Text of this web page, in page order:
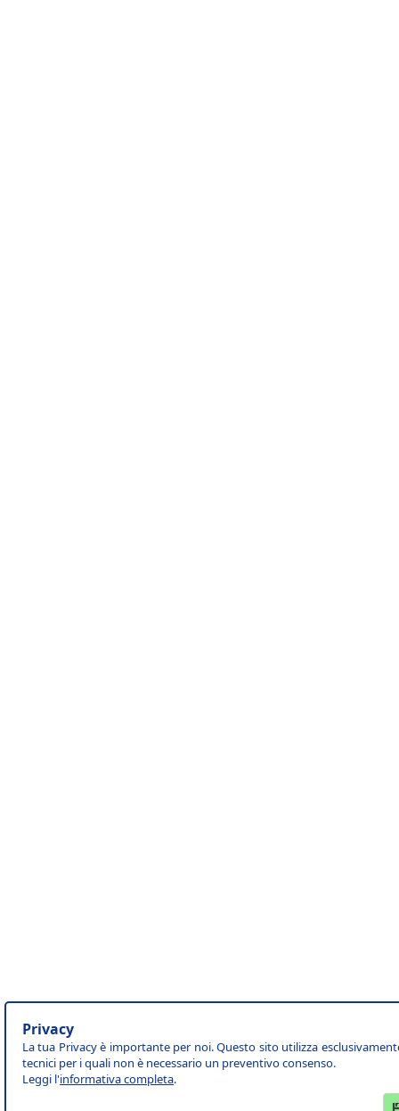
Privacy
La tua Privacy è importante per noi. Questo sito utilizza
tecnici per i quali non è necessario un preventivo consenso.
Leggi l'informativa completa.